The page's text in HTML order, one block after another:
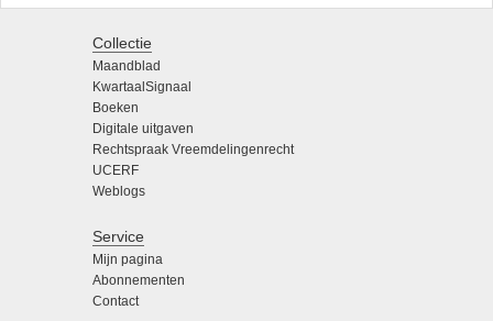
Collectie
Maandblad
KwartaalSignaal
Boeken
Digitale uitgaven
Rechtspraak Vreemdelingenrecht
UCERF
Weblogs
Service
Mijn pagina
Abonnementen
Contact